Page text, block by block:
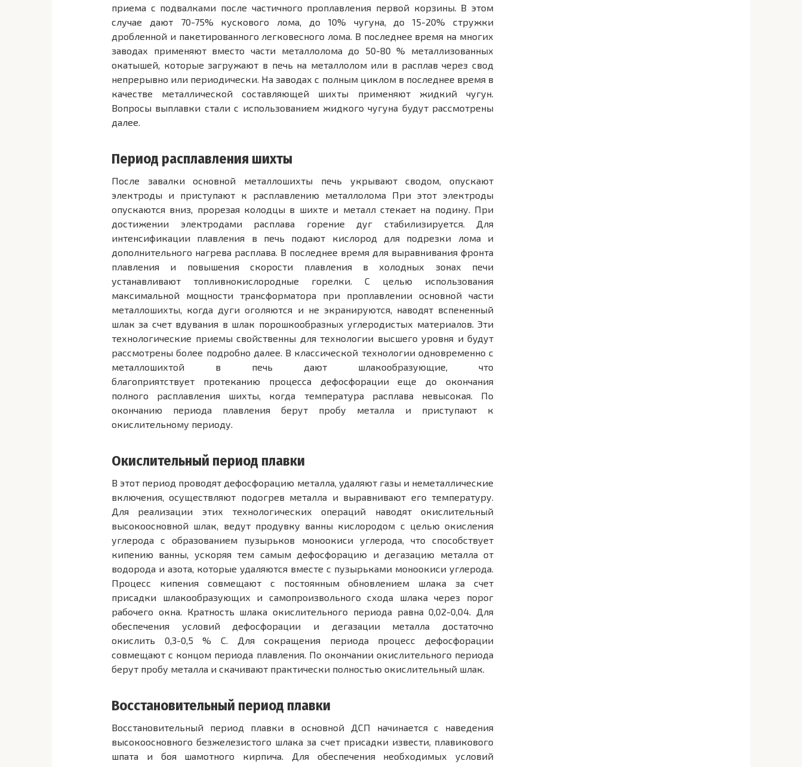
приема с подвалками после частичного проплавления первой корзины. В этом
случае дают 70-75% кускового лома, до 10% чугуна, до 15-20% стружки
дробленной и пакетированного легковесного лома. В последнее время на многих
заводах применяют вместо части металлолома до 50-80 % металлизованных
окатышей, которые загружают в печь на металлолом или в расплав через свод
непрерывно или периодически. На заводах с полным циклом в последнее время в
качестве металлической составляющей шихты применяют жидкий чугун.
Вопросы выплавки стали с использованием жидкого чугуна будут рассмотрены
далее.
Период расплавления шихты
После завалки основной металлошихты печь укрывают сводом, опускают
электроды и приступают к расплавлению металлолома При этот электроды
опускаются вниз, прорезая колодцы в шихте и металл стекает на подину. При
достижении электродами расплава горение дуг стабилизируется. Для
интенсификации плавления в печь подают кислород для подрезки лома и
дополнительного нагрева расплава. В последнее время для выравнивания фронта
плавления и повышения скорости плавления в холодных зонах печи
устанавливают топливнокислородные горелки. С целью использования
максимальной мощности трансформатора при проплавлении основной части
металлошихты, когда дуги оголяются и не экранируются, наводят вспененный
шлак за счет вдувания в шлак порошкообразных углеродистых материалов. Эти
технологи­ческие приемы свойственны для технологии высшего уровня и будут
рассмотрены более подробно далее. В классической технологии одновременно с
металлошихтой в печь дают шлакообразующие, что
благоприятствует протеканию процесса дефосфорации еще до окончания
полного расплавления шихты, когда температура расплава невысокая. По
окончанию периода плавления берут пробу металла и приступают к
окислительному периоду.
Окислительный период плавки
В этот период проводят дефосфорацию металла, удаляют газы и неметаллические
включения, осуществляют подогрев металла и выравнивают его температуру.
Для реализации этих технологических операций наводят окислительный
высокоосновной шлак, ведут продувку ванны кислородом с целью окисления
углерода с образованием пузырьков моноокиси углерода, что способствует
кипению ванны, ускоряя тем самым дефосфорацию и дегазацию металла от
водорода и азота, которые удаляются вместе с пузырьками моноокиси углерода.
Процесс кипения совмещают с постоянным обновлением шлака за счет
присадки шлакообразующих и самопроизвольного схода шлака через порог
рабочего окна. Кратность шлака окислительного периода равна 0,02-0,04. Для
обеспечения условий дефосфорации и дегазации металла достаточно
окислить 0,3-0,5 % С. Для сокращения периода процесс дефосфорации
совмещают с концом периода плавления. По окончании окислительного периода
берут пробу металла и скачивают практически полностью окислительный шлак.
Восстановительный период плавки
Восстановительный период плавки в основной ДСП начинается с наведения
высокоосновного безжелезистого шлака за счет присадки извести, плавикового
шпата и боя шамотного кирпича. Для обеспечения необходимых условий